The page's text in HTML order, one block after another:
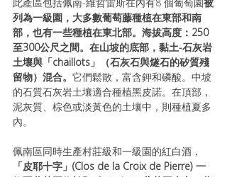
列為一級園，大多數葡萄藤種植在東部和南
部，也有一些種植在東北部。海拔高度：250
至300公尺之間。在山坡的底部，黏土-石灰岩
土壤與「chaillots」（石灰石與燧石的矽質殘
留物）混合。 它們鬆散，富含鉀和磷酸。中坡
的石質石灰岩土壤適合種植黑皮諾。在頂部，
泥灰質、棕色或淡黃色的土壤中，則種植夏多
內。
佩南區同時生產村莊級和一級園的紅白酒，
「皮耶十字」(Clos de la Croix de Pierre) 一